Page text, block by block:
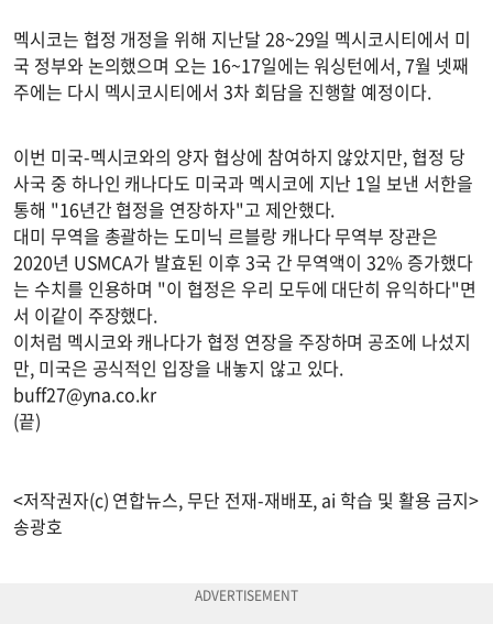
멕시코는 협정 개정을 위해 지난달 28~29일 멕시코시티에서 미
국 정부와 논의했으며 오는 16~17일에는 워싱턴에서, 7월 넷째
주에는 다시 멕시코시티에서 3차 회담을 진행할 예정이다.
이번 미국-멕시코와의 양자 협상에 참여하지 않았지만, 협정 당
사국 중 하나인 캐나다도 미국과 멕시코에 지난 1일 보낸 서한을
통해 "16년간 협정을 연장하자"고 제안했다.
대미 무역을 총괄하는 도미닉 르블랑 캐나다 무역부 장관은
2020년 USMCA가 발효된 이후 3국 간 무역액이 32% 증가했다
는 수치를 인용하며 "이 협정은 우리 모두에 대단히 유익하다"면
서 이같이 주장했다.
이처럼 멕시코와 캐나다가 협정 연장을 주장하며 공조에 나섰지
만, 미국은 공식적인 입장을 내놓지 않고 있다.
buff27@yna.co.kr
(끝)
<저작권자(c) 연합뉴스, 무단 전재-재배포, ai 학습 및 활용 금지>
송광호